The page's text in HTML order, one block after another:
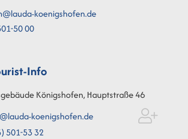
koenigshofen.de
5000
Info
Königshofen, Hauptstraße 46
koenigshofen.de
501-5332